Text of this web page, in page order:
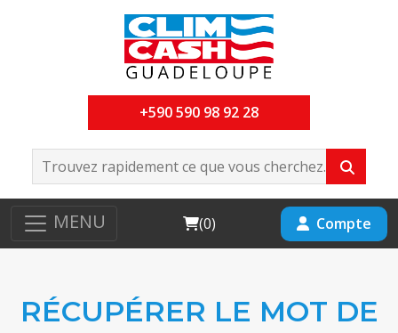
+590 590 98 92 28
MENU Cart
(0) Compte
RÉCUPÉRER LE MOT DE